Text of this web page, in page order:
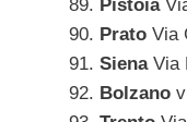
Pistoia
Prato Via
SienaVia
Bolzano